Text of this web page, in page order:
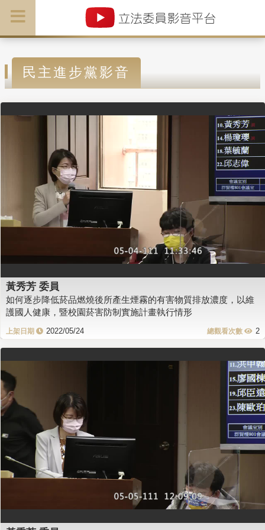
民主進步黨影音
黃秀芳 委員
如何逐步降低菸品燃燒後所產生煙霧的有害物質排放濃度，以維
護國人健康，暨校園菸害防制實施計畫執行情形
2022/05/24 2